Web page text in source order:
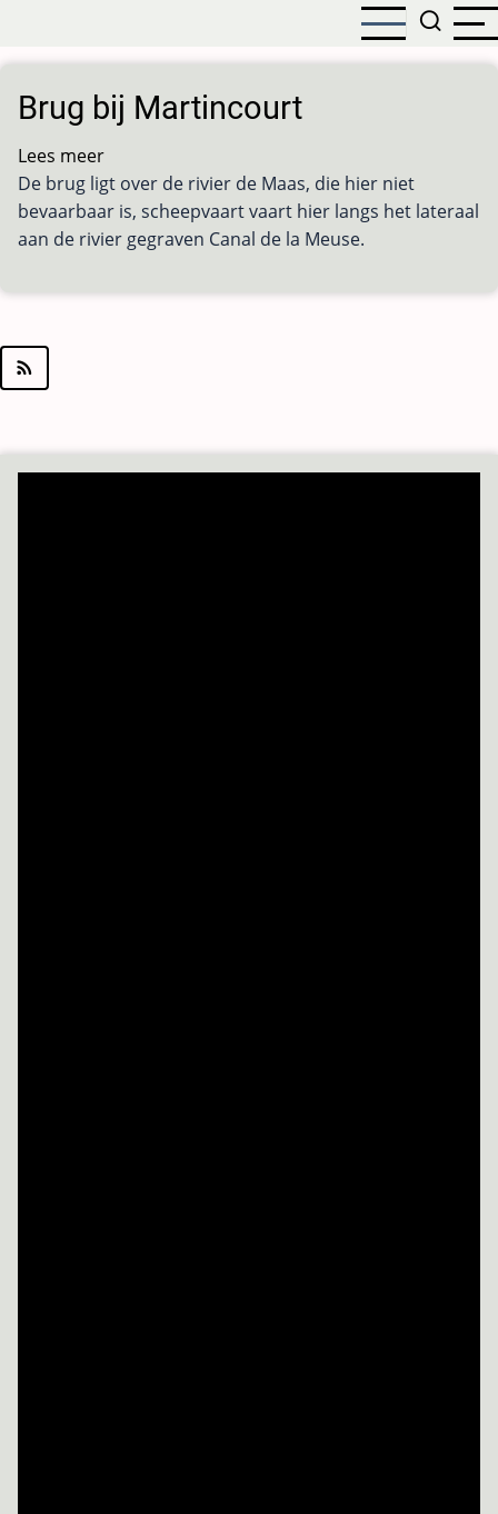
naar
de
inhoud
gaan
Brug bij Martincourt
Lees meer
Brug
bij
Martincourt
De brug ligt over de rivier de Maas, die hier niet
bevaarbaar is, scheepvaart vaart hier langs het lateraal
aan de rivier gegraven Canal de la Meuse.